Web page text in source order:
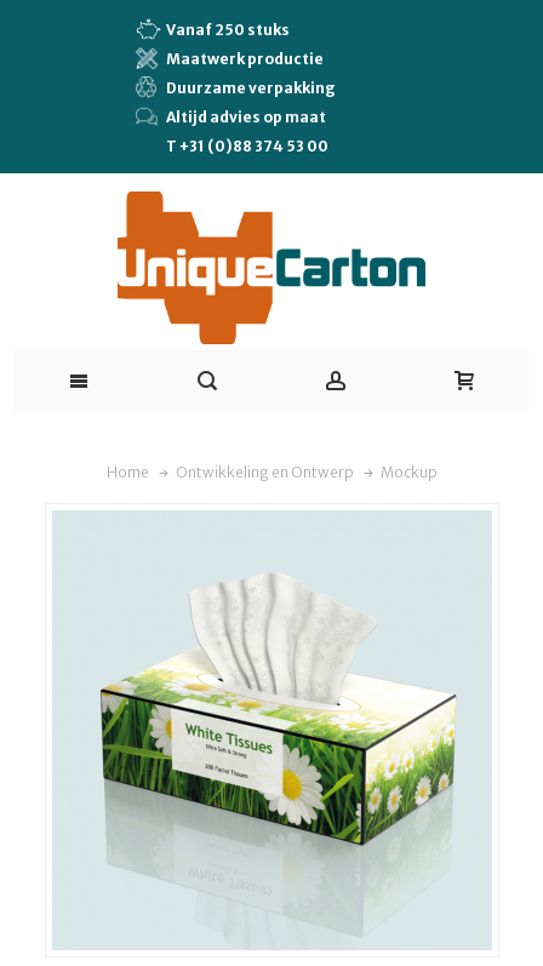
Vanaf 250 stuks
Maatwerk productie
Duurzame verpakking
Altijd advies op maat
T +31 (0)88 374 53 00
Home Ontwikkeling en Ontwerp Mockup